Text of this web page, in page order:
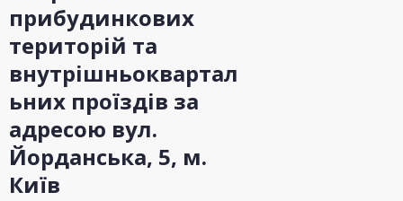
прибудинкових
територій та
внутрішньоквартал
ьних проїздів за
адресою вул.
Йорданська, 5, м.
Київ